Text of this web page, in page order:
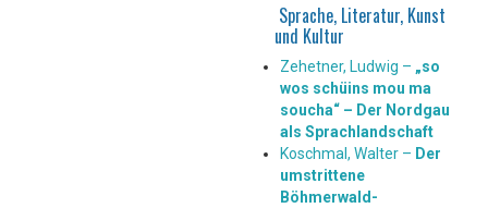
Sprache, Literatur, Kunst
und Kultur
Zehetner, Ludwig – „so
wos schüins mou ma
soucha“ – Der Nordgau
als Sprachlandschaft
Koschmal, Walter – Der
umstrittene
Böhmerwald-